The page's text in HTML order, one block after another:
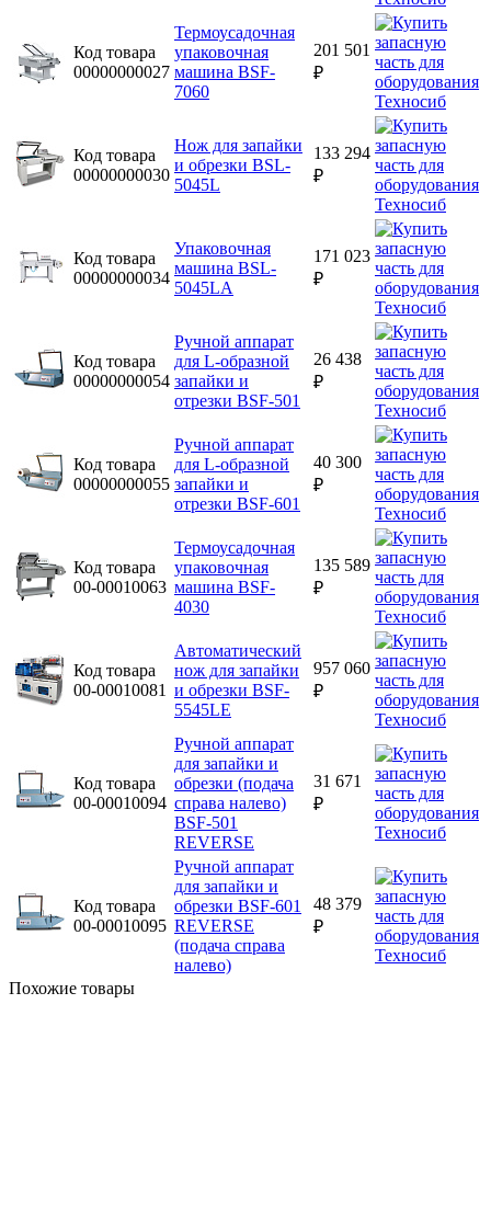
Код товара
00000000027
Термоусадочная
упаковочная
машина BSF-
7060
201 501
₽
Код товара
00000000030
Нож для запайки
и обрезки BSL-
5045L
133 294
₽
Код товара
00000000034
Упаковочная
машина BSL-
5045LA
171 023
₽
Код товара
00000000054
Ручной аппарат
для L-образной
запайки и
отрезки BSF-501
26 438
₽
Код товара
00000000055
Ручной аппарат
для L-образной
запайки и
отрезки BSF-601
40 300
₽
Код товара
00-00010063
Термоусадочная
упаковочная
машина BSF-
4030
135 589
₽
Код товара
00-00010081
Автоматический
нож для запайки
и обрезки BSF-
5545LE
957 060
₽
Код товара
00-00010094
Ручной аппарат
для запайки и
обрезки (подача
справа налево)
BSF-501
REVERSE
31 671
₽
Код товара
00-00010095
Ручной аппарат
для запайки и
обрезки BSF-601
REVERSE
(подача справа
налево)
48 379
₽
Похожие товары